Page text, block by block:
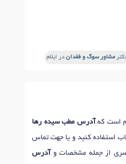
مشاور سوگ و فقدان در ایلام
است که آدرس مطب سیده رها
استفاده کنید و یا جهت تماس
از جمله مشخصات و آدرس